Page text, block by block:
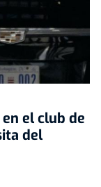
el club de
del